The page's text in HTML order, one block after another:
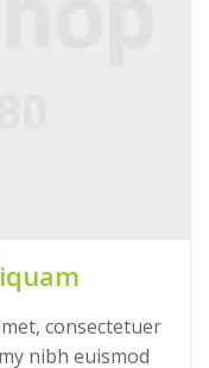
consectetuer
nibh euismod